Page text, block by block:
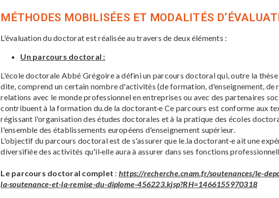
MÉTHODES MOBILISÉES ET MODALITÉS
L'évaluation du doctorat est réalisée au travers de deux éléments :
Un parcours doctoral :
L'école doctorale Abbé Grégoire a défini un parcours doctoral qui, outre la
dite, comprend un certain nombre d'activités (de formation, d'enseignement, de
relations avec le monde professionnel en entreprises ou avec des partenaires
contribuent à la formation du.de la doctorant·e Ce parcours est conforme aux
régissant l'organisation des études doctorales et à la pratique des écoles
l'ensemble des établissements européens d'enseignement supérieur.
L'objectif du parcours doctoral est de s'assurer que le.la doctorant·e ait une
diversifiée des activités qu'il·elle aura à assurer dans ses fonctions
Le parcours doctoral complet : https://recherche.cnam.fr/soutenances/le-
la-soutenance-et-la-remise-du-diplome-456223.kjsp?RH=1466155970318